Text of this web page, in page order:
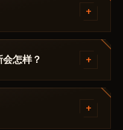
的 Windows 版本、
如果遇到问题，请通过
我们会帮您解决。
+
上测试： Marvel
在卡片上查看——
游戏更新后状态发生
复发布。
怎样？ +
冻结——天数不会流
目录中。
+